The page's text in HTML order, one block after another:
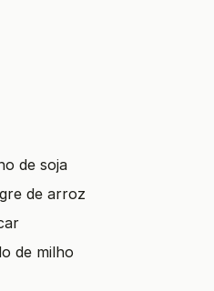
de soja
de arroz
de milho